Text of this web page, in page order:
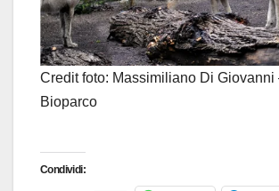
Credit foto: Massimiliano Di Giovanni
Bioparco
Condividi: